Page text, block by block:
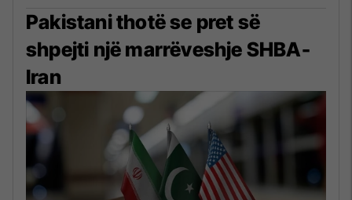
Pakistani thotë se pret së
shpejti një marrëveshje SHBA-
Iran